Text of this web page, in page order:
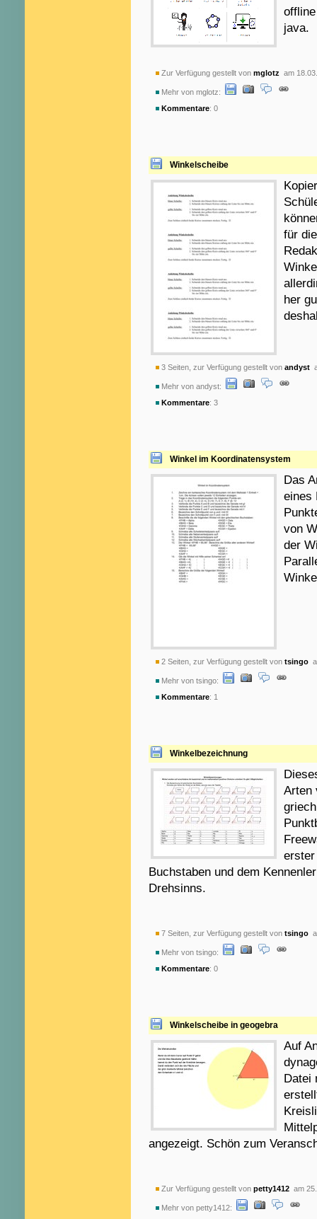
java.
Zur Verfügung gestellt von mglotz am
Mehr von mglotz:
Kommentare: 0
Winkelscheibe
für
her
3 Seiten, zur Verfügung gestellt von andyst
Mehr von andyst:
Kommentare: 3
Winkel im Koordinatensystem
Das
eines
von
der
2 Seiten, zur Verfügung gestellt von tsingo
Mehr von tsingo:
Kommentare: 1
Winkelbezeichnung
Arten
erster
Buchstaben und dem
Drehsinns.
7 Seiten, zur Verfügung gestellt von tsingo
Mehr von tsingo:
Kommentare: 0
Winkelscheibe in geogebra
Auf
Datei
angezeigt. Schön zum
Zur Verfügung gestellt von petty1412 am
Mehr von petty1412: